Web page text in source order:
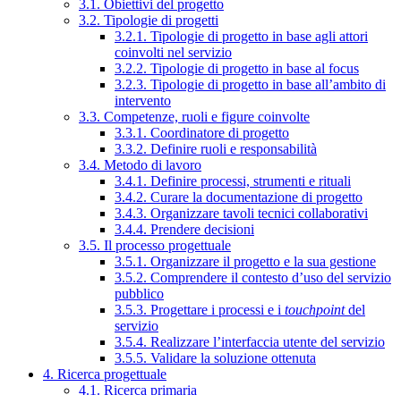
3.1. Obiettivi del progetto
3.2. Tipologie di progetti
3.2.1. Tipologie di progetto in base agli attori
coinvolti nel servizio
3.2.2. Tipologie di progetto in base al focus
3.2.3. Tipologie di progetto in base all’ambito di
intervento
3.3. Competenze, ruoli e figure coinvolte
3.3.1. Coordinatore di progetto
3.3.2. Definire ruoli e responsabilità
3.4. Metodo di lavoro
3.4.1. Definire processi, strumenti e rituali
3.4.2. Curare la documentazione di progetto
3.4.3. Organizzare tavoli tecnici collaborativi
3.4.4. Prendere decisioni
3.5. Il processo progettuale
3.5.1. Organizzare il progetto e la sua gestione
3.5.2. Comprendere il contesto d’uso del servizio
pubblico
3.5.3. Progettare i processi e i touchpointdel
servizio
3.5.4. Realizzare l’interfaccia utente del servizio
3.5.5. Validare la soluzione ottenuta
4. Ricerca progettuale
4.1. Ricerca primaria